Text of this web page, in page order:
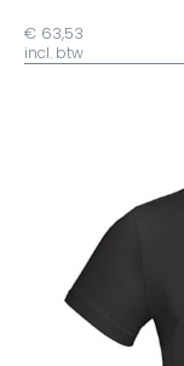
€ 63,53
incl. btw